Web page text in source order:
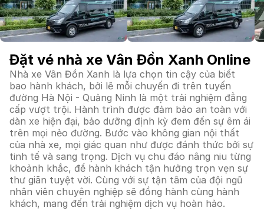
Đặt vé nhà xe Vân Đồn Xanh Online
Nhà xe Vân Đồn Xanh là lựa chọn tin cậy của biết
bao hành khách, bởi lẽ mỗi chuyến đi trên tuyến
đường Hà Nội - Quảng Ninh là một trải nghiệm đẳng
cấp vượt trội. Hành trình được đảm bảo an toàn với
dàn xe hiện đại, bảo dưỡng định kỳ đem đến sự êm ái
trên mọi nẻo đường. Bước vào không gian nội thất
của nhà xe, mọi giác quan như được đánh thức bởi sự
tinh tế và sang trọng. Dịch vụ chu đáo nâng niu từng
khoảnh khắc, để hành khách tận hưởng trọn vẹn sự
thư giãn tuyệt vời. Cùng với sự tận tâm của đội ngũ
nhân viên chuyên nghiệp sẽ đồng hành cùng hành
khách, mang đến trải nghiệm dịch vụ hoàn hảo.